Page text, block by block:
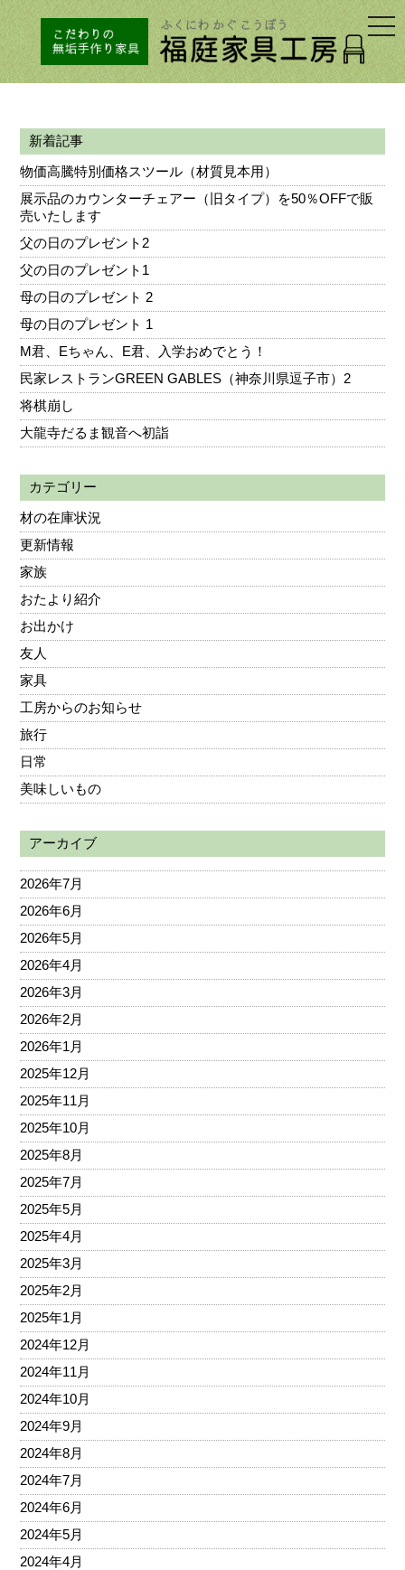
新着記事
物価高騰特別価格スツール（材質見本用）
展示品のカウンターチェアー（旧タイプ）を50％OFFで販
売いたします
父の日のプレゼント2
父の日のプレゼント1
母の日のプレゼント 2
母の日のプレゼント 1
M君、Eちゃん、E君、入学おめでとう！
民家レストランGREEN GABLES（神奈川県逗子市）2
将棋崩し
大龍寺だるま観音へ初詣
カテゴリー
材の在庫状況
更新情報
家族
おたより紹介
お出かけ
友人
家具
工房からのお知らせ
旅行
日常
美味しいもの
アーカイブ
2026年7月
2026年6月
2026年5月
2026年4月
2026年3月
2026年2月
2026年1月
2025年12月
2025年11月
2025年10月
2025年8月
2025年7月
2025年5月
2025年4月
2025年3月
2025年2月
2025年1月
2024年12月
2024年11月
2024年10月
2024年9月
2024年8月
2024年7月
2024年6月
2024年5月
2024年4月